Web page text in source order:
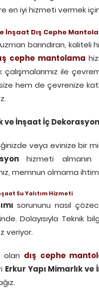
en iyi hizmeti vermek için
İnşaat Dış Cephe
barındıran, kaliteli
cephe mantolama
ile
hem de çevrenize
veİnşaat İç
veya evinize bir
hizmeti
memnun olmama
Su Yalıtım Hizmeti
sorununu nasıl
Dolayısıyla Teknik
veriyor.
dış cephe
ErkurYapı Mimarlık ve